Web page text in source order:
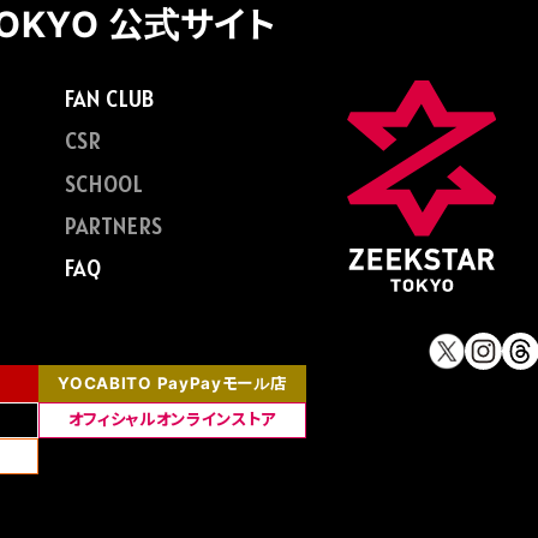
公式サイト
FAN CLUB
CSR
SCHOOL
PARTNERS
FAQ
YOCABITO PayPayモール店
オフィシャルオンラインストア